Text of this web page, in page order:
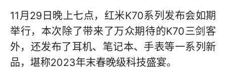
11月29日晚上七点，红米K70系列发布会如期
举行，本次除了带来了万众期待的K70三剑客
外，还发布了耳机、笔记本、手表等一系列新
品，堪称2023年末春晚级科技盛宴。